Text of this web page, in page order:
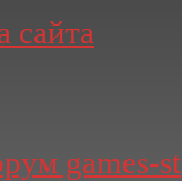
сайта
games-st